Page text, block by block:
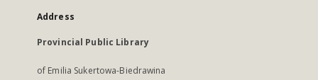
Address
Provincial Public Library
of Emilia Sukertowa-Biedrawina